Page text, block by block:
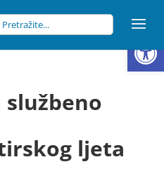
službeno
ljeta